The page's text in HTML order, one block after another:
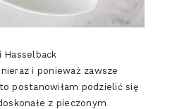
Hasselback
i ponieważ zawsze
postanowiłam podzielić się
z pieczonym